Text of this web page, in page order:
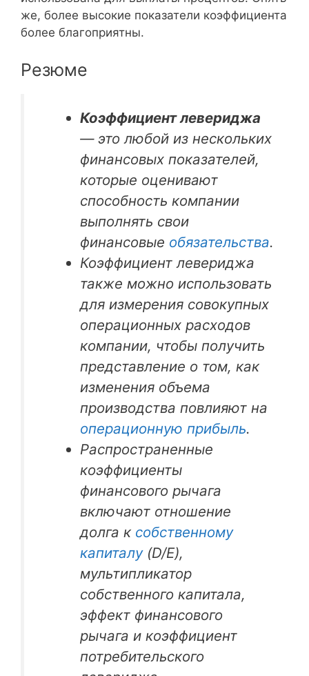
же, более высокие показатели коэффициента
более благоприятны.
Резюме
Коэффициент левериджа
— это любой из нескольких
финансовых показателей,
которые оценивают
способность компании
выполнять свои
финансовые обязательства.
Коэффициент левериджа
также можно использовать
для измерения совокупных
операционных расходов
компании, чтобы получить
представление о том, как
изменения объема
производства повлияют на
операционную прибыль.
Распространенные
коэффициенты
финансового рычага
включают отношение
долга к собственному
капиталу(D/E),
мультипликатор
собственного капитала,
эффект финансового
рычага и коэффициент
потребительского